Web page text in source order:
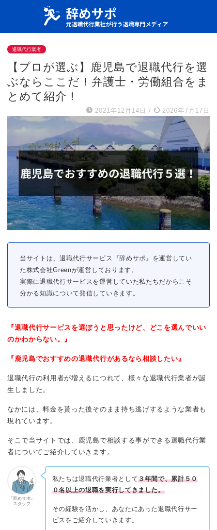
退職代行業者
【プロが選ぶ】鹿児島で退職代行を選
ぶならここだ！弁護士・労働組合をま
とめて紹介！
2021年12月14日 / 2026年7月17日
当サイトは、退職代行サービス『辞めサポ』を運営してい
た株式会社Greenが運営しております。
実際に退職代行サービスを運営していた私たちだからこそ
分かる知識について発信していきます。
『退職代行サービスを選ぼうと思ったけど、どこを選んでいい
のかわからない。』
『鹿児島でおすすめの退職代行があるなら相談したい』
退職代行の利用者が増えるにつれて、様々な退職代行業者が誕
生しました。
なかには、料金を貰った後そのまま持ち逃げするような業者も
現れています。
そこで当サイトでは、鹿児島で相談する事ができる退職代行業
者についてご紹介していきます。
『辞めサポ』
スタッフ
私たちは退職代行業者として３年間で、累計５０
０名以上の退職を実行してきました。
その経験を活かし、あなたにあった退職代行サー
ビスをご紹介していきます。